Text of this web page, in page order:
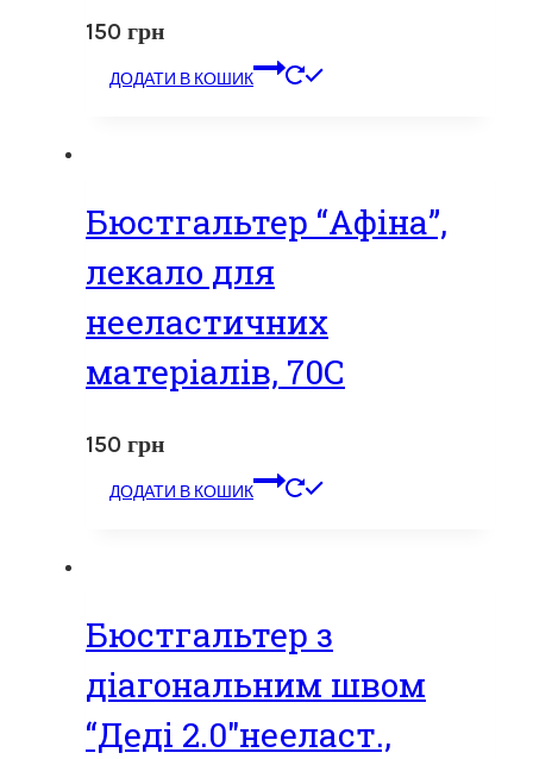
150 грн
ДОДАТИ В КОШИК
Бюстгальтер “Афіна”,
лекало для
нееластичних
матеріалів, 70С
150 грн
ДОДАТИ В КОШИК
Бюстгальтер з
діагональним швом
“Деді 2.0″нееласт.,